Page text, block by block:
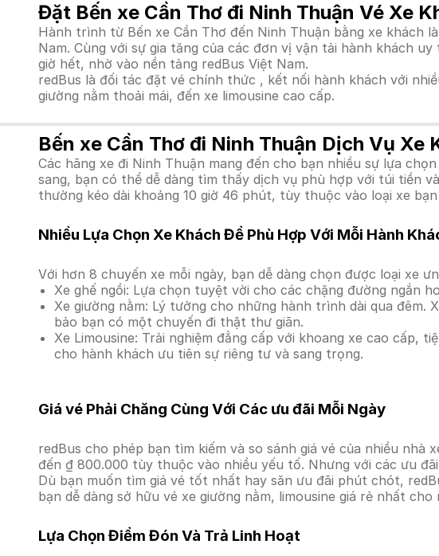
Đặt Bến xe Cần Thơ đi Ninh Thuận Vé Xe
Hành trình từ Bến xe Cần Thơ đến Ninh Thuận bằng xe khách
Nam. Cùng với sự gia tăng của các đơn vị vận tải hành khách
giờ hết, nhờ vào nền tảng redBus Việt Nam.
redBus là đối tác đặt vé chính thức , kết nối hành khách với
giường nằm thoải mái, đến xe limousine cao cấp.
Bến xe Cần Thơ đi Ninh Thuận Dịch Vụ Xe
Các hãng xe đi Ninh Thuận mang đến cho bạn nhiều sự lựa
sang, bạn có thể dễ dàng tìm thấy dịch vụ phù hợp với túi tiền
thường kéo dài khoảng 10 giờ 46 phút, tùy thuộc vào loại xe
Nhiều Lựa Chọn Xe Khách Để Phù Hợp Với Mỗi Hành
Với hơn 8 chuyến xe mỗi ngày, bạn dễ dàng chọn được loại xe
Xe ghế ngồi: Lựa chọn tuyệt vời cho các chặng đường ngắn
Xe giường nằm: Lý tưởng cho những hành trình dài qua
bảo bạn có một chuyến đi thật thư giãn.
Xe Limousine: Trải nghiệm đẳng cấp với khoang xe cao cấp,
cho hành khách ưu tiên sự riêng tư và sang trọng.
Giá vé Phải Chăng Cùng Với Các ưu đãi Mỗi Ngày
redBus cho phép bạn tìm kiếm và so sánh giá vé của nhiều
đến ₫ 800.000 tùy thuộc vào nhiều yếu tố. Nhưng với các ưu
Dù bạn muốn tìm giá vé tốt nhất hay săn ưu đãi phút chót,
bạn dễ dàng sở hữu vé xe giường nằm, limousine giá rẻ nhất
Lựa Chọn Điểm Đón Và Trả Linh Hoạt